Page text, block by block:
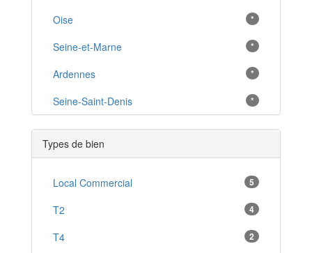
Fère-en-Tardenois *
Charly-sur-Marne *
Ribemont *
Le Nouvion-en-Thiérache *
Guise *
La Ferté-Milon *
Bohain-en-Vermandois *
Wassigny *
Étreux *
Oise *
Seine-et-Marne *
Ardennes *
Seine-Saint-Denis *
Types de bien
Local Commercial 5
T2 4
T4 2